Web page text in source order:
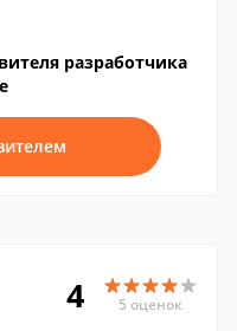
разработчика
4 5 оценок